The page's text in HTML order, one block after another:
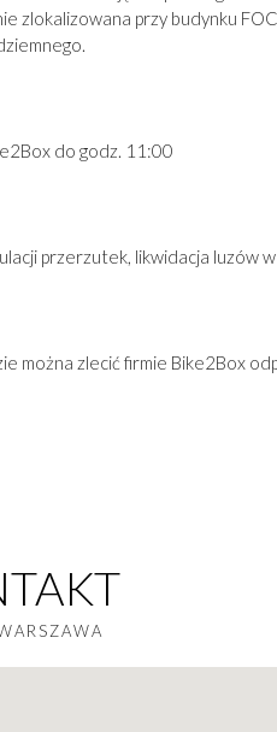
zlokalizowana przy budynku
do godz. 11:00
przerzutek, likwidacja luzów
można zlecić firmie Bike2Box